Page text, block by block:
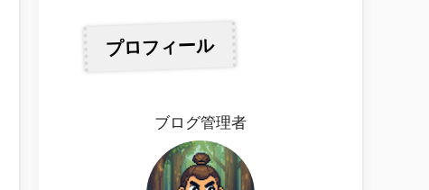
プロフィール
ブログ管理者